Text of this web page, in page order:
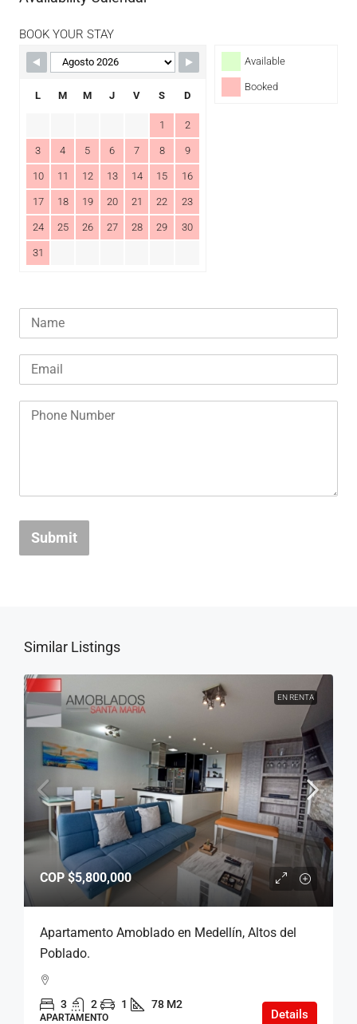
BOOK YOUR STAY
Available
Booked
L M M J V S D
1 2
3 4 5 6 7 8 9
10 11 12 13 14 15 16
17 18 19 20 21 22 23
24 25 26 27 28 29 30
31
Submit
Similar Listings
EN RENTA
COP $5,800,000
Apartamento Amoblado en Medellín, Altos del
Poblado.
3 2 1 78 M2
APARTAMENTO Details